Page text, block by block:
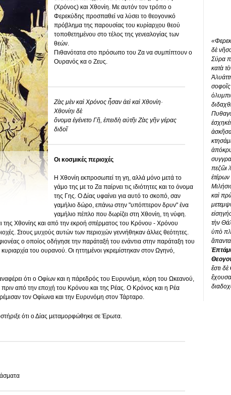
(Χρόνος) και Χθονίη. Με αυτόν τον τρόπο ο
Φερεκύδης προσπαθεί να λύσει το θεογονικό
πρόβλημα της παρουσίας του κυρίαρχου θεού
τοποθετημένου στο τέλος της γενεαλογίας των
θεών.
Πιθανότατα στο πρόσωπο του Ζα να συμπίπτουν ο
Ουρανός κα ο Ζευς.
Ζὰς μὲν καὶ Χρόνος ἦσαν ἀεὶ καὶ Χθονίη·
Χθονίηι δὲ
ὄνομα ἐγένετο Γῆ, ἐπειδὴ αὐτῆι Ζὰς γῆν γέρας
διδοῖ
Οι κοσμικές περιοχές
Η Χθονίη εκπροσωπεί τη γη, αλλά μόνο μετά το
γάμο της με το Ζα παίρνει τις ιδιότητες και το όνομα
της Γης. Ο Δίας υφαίνει για αυτό το σκοπό, σαν
γαμήλιο δώρο, επάνω στην "υπόπτερον δρυν" ένα
γαμήλιο πέπλο που δωρίζει στη Χθονίη, τη νύφη.
της Χθονίης και από την εκροή σπέρματος του Κρόνου - Χρόνου
Στους μυχούς αυτών των περιοχών γεννήθηκαν άλλες θεότητες.
ο οποίος οδήγησε την παράταξή του ενάντια στην παράταξη του
του ουρανού. Οι ηττημένοι γκρεμίστηκαν στον Ωγηνό,
ότι ο Οφίων και η πάρεδρός του Ευρυνόμη, κόρη του Ωκεανού,
πριν από την εποχή του Κρόνου και της Ρέας. Ο Κρόνος και η Ρέα
τον Οφίωνα και την Ευρυνόμη στον Τάρταρο.
ότι ο Δίας μεταμορφώθηκε σε Έρωτα.
δὲ
Σύρα
κατὰ
σοφοῖς
πεζῶι
ἑτέρων
καὶ
τὴν
ὑπὸ
ἔστι δὲ
ἔχουσα